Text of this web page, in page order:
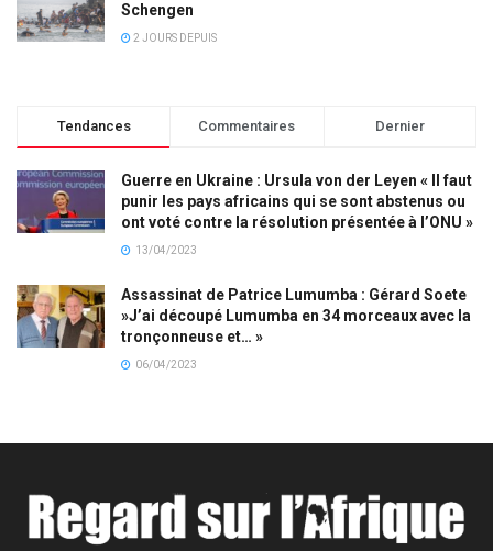
Schengen
2 JOURS DEPUIS
Tendances Commentaires Dernier
Guerre en Ukraine : Ursula von der Leyen « Il faut
punir les pays africains qui se sont abstenus ou
ont voté contre la résolution présentée à l’ONU »
13/04/2023
Assassinat de Patrice Lumumba : Gérard Soete
»J’ai découpé Lumumba en 34 morceaux avec la
tronçonneuse et… »
06/04/2023